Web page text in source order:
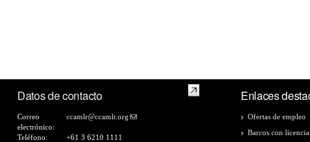
Datos de contacto
Correo
electrónico:
ccamlr@ccamlr.org
Teléfono:
+61 3 6210 1111
Enlaces
Ofertas de empleo
Barcos con